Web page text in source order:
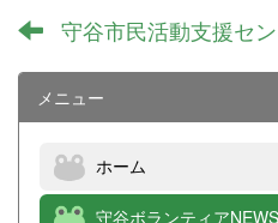
守谷市民活動支援セ
メニュー
ホーム
守谷ボランティアNEWS